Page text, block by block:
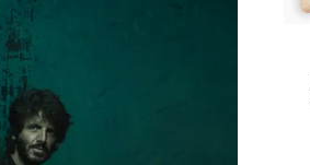
y una casa
una mentira y cada vez